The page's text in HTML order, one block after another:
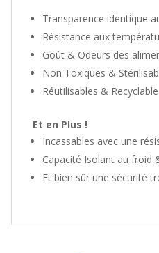
Transparence identique
Résistance aux
Goût & Odeurs des
Non Toxiques &
Réutilisables &
Et en Plus !
Incassables avec une
Capacité Isolant au froid
Et bien sûr une sécurité